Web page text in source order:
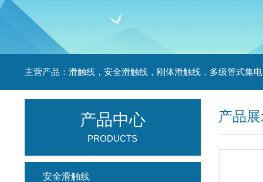
产品
产品中心
PRODUCTS
安全滑触线